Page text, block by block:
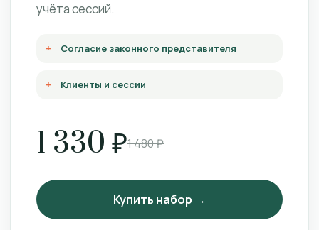
учёта сессий.
Согласие законного представителя
Клиенты и сессии
1 330 ₽1 480 ₽
Купить набор →